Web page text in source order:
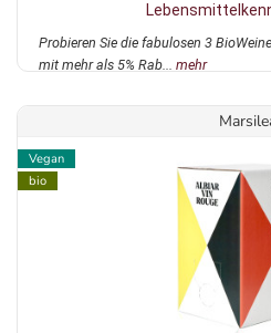
Probieren Sie die fabulosen 3
mit mehr als 5% Rab... mehr
Vegan
bio